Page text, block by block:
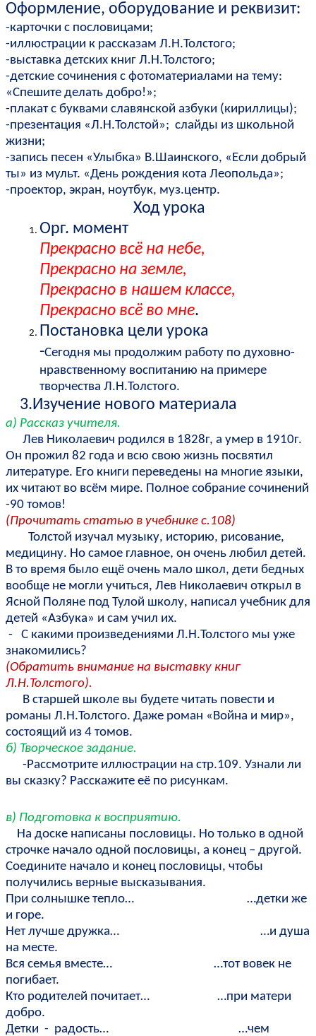
Оформление, оборудование и реквизит:
-карточки с пословицами;
-иллюстрации к рассказам Л.Н.Толстого;
-выставка детских книг Л.Н.Толстого;
-детские сочинения с фотоматериалами на тему:
«Спешите делать добро!»;
-плакат с буквами славянской азбуки (кириллицы);
-презентация «Л.Н.Толстой»; слайды из школьной
жизни;
-запись песен «Улыбка» В.Шаинского, «Если добрый
ты» из мульт. «День рождения кота Леопольда»;
-проектор, экран, ноутбук, муз.центр.
Ход урока
Орг. момент
Прекрасно всё на небе,
Прекрасно на земле,
Прекрасно в нашем классе,
Прекрасно всё во мне.
Постановка цели урока
-Сегодня мы продолжим работу по духовно-
нравственному воспитанию на примере
творчества Л.Н.Толстого.
3.Изучение нового материала
а) Рассказ учителя.
Лев Николаевич родился в 1828г, а умер в 1910г.
Он прожил 82 года и всю свою жизнь посвятил
литературе. Его книги переведены на многие языки,
их читают во всём мире. Полное собрание сочинений
-90 томов!
(Прочитать статью в учебнике с.108)
Толстой изучал музыку, историю, рисование,
медицину. Но самое главное, он очень любил детей.
В то время было ещё очень мало школ, дети бедных
вообще не могли учиться, Лев Николаевич открыл в
Ясной Поляне под Тулой школу, написал учебник для
детей «Азбука» и сам учил их.
- С какими произведениями Л.Н.Толстого мы уже
знакомились?
(Обратить внимание на выставку книг
Л.Н.Толстого).
В старшей школе вы будете читать повести и
романы Л.Н.Толстого. Даже роман «Война и мир»,
состоящий из 4 томов.
б) Творческое задание.
-Рассмотрите иллюстрации на стр.109. Узнали ли
вы сказку? Расскажите её по рисункам.
в) Подготовка к восприятию.
На доске написаны пословицы. Но только в одной
строчке начало одной пословицы, а конец – другой.
Соедините начало и конец пословицы, чтобы
получились верные высказывания.
При солнышке тепло… …детки же
и горе.
Нет лучше дружка… …и душа
на месте.
Вся семья вместе… …тот вовек не
погибает.
Кто родителей почитает… …при матери
добро.
Детки - радость… …чем